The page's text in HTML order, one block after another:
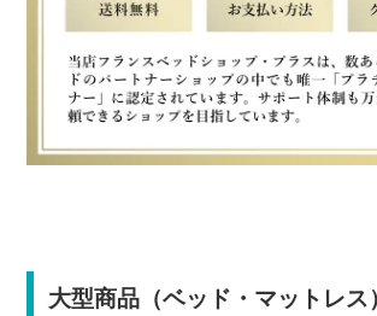
大型商品（ベッド・マットレス